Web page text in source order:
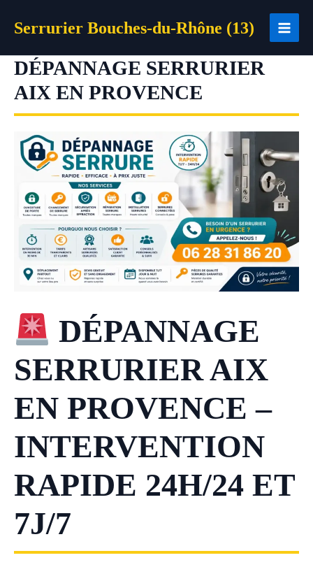
Serrurier Bouches-du-Rhône (13)
DÉPANNAGE SERRURIER
AIX EN PROVENCE
DÉPANNAGE
SERRURIER AIX
EN PROVENCE –
INTERVENTION
RAPIDE 24H/24 ET
7J/7